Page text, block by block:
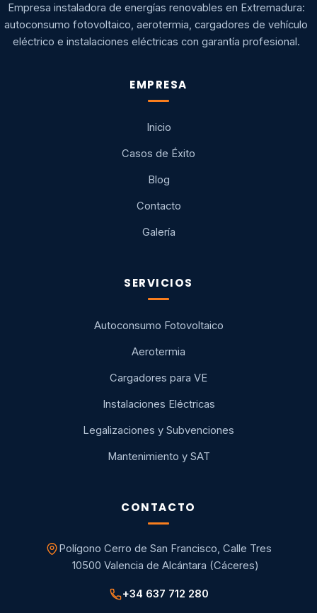
Empresa instaladora de energías renovables en Extremadura:
autoconsumo fotovoltaico, aerotermia, cargadores de vehículo
eléctrico e instalaciones eléctricas con garantía profesional.
EMPRESA
Inicio
Casos de Éxito
Blog
Contacto
Galería
SERVICIOS
Autoconsumo Fotovoltaico
Aerotermia
Cargadores para VE
Instalaciones Eléctricas
Legalizaciones y Subvenciones
Mantenimiento y SAT
CONTACTO
Polígono Cerro de San Francisco, Calle Tres
10500 Valencia de Alcántara (Cáceres)
+34 637 712 280